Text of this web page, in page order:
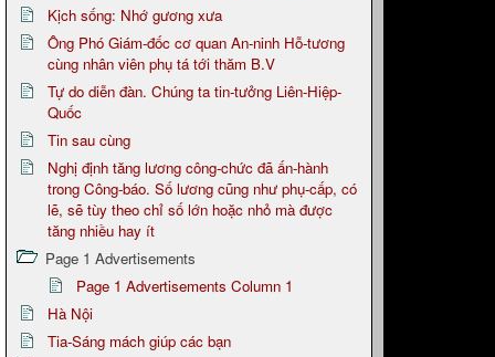
Kịch sống: Nhớ gương xưa
Ông Phó Giám-đốc cơ quan An-ninh Hỗ-tương
cùng nhân viên phụ tá tới thăm B.V
Tự do diễn đàn. Chúng ta tin-tưởng Liên-Hiệp-
Quốc
Tin sau cùng
Nghị định tăng lương công-chức đã ấn-hành
trong Công-báo. Số lương cũng như phụ-cấp, có
lẽ, sẽ tùy theo chỉ số lớn hoặc nhỏ mà được
tăng nhiều hay ít
Page 1 Advertisements
Page 1 Advertisements Column 1
Hà Nội
Tia-Sáng mách giúp các bạn